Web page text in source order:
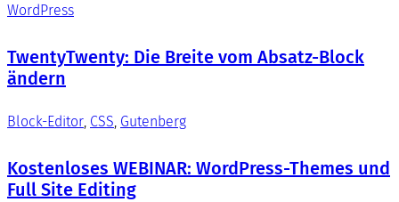
WordPress
TwentyTwenty: Die Breite vom Absatz-Block
ändern
Block-Editor CSS Gutenberg
Kostenloses WEBINAR: WordPress-Themes und
Full Site Editing